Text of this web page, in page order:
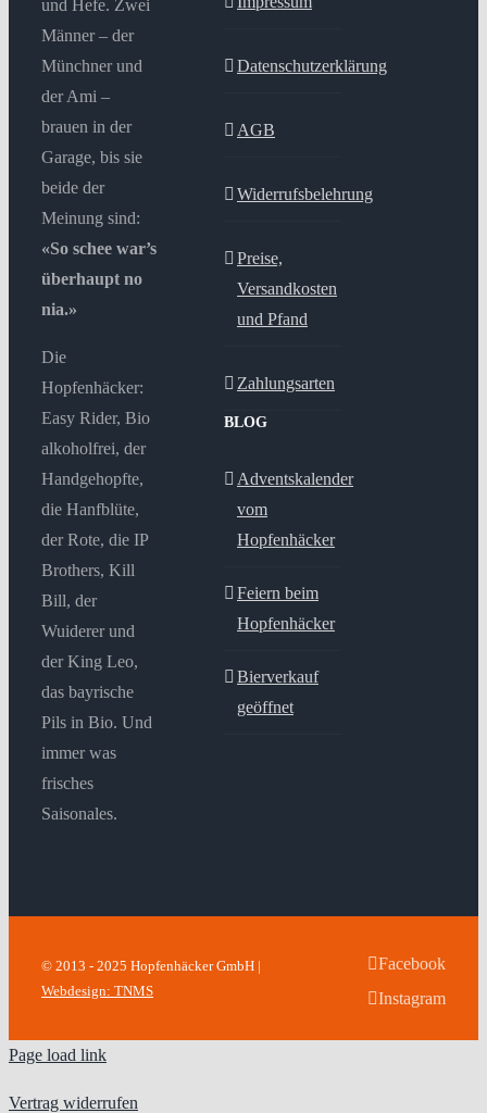
und Hefe. Zwei
Männer – der
Münchner und
der Ami –
brauen in der
Garage, bis sie
beide der
Meinung sind:
«So schee war’s
überhaupt no
nia.»
Die
Hopfenhäcker:
Easy Rider, Bio
alkoholfrei, der
Handgehopfte,
die Hanfblüte,
der Rote, die IP
Brothers, Kill
Bill, der
Wuiderer und
der King Leo,
das bayrische
Pils in Bio. Und
immer was
frisches
Saisonales.
Datenschutzerklärung
AGB
Widerrufsbelehrung
Preise,
Versandkosten
und Pfand
Zahlungsarten
BLOG
Adventskalender
vom
Hopfenhäcker
Feiern beim
Hopfenhäcker
Bierverkauf
geöffnet
© 2013 - 2025 Hopfenhäcker GmbH |
Webdesign: TNMS
Facebook
Instagram
Page load link
Vertrag widerrufen